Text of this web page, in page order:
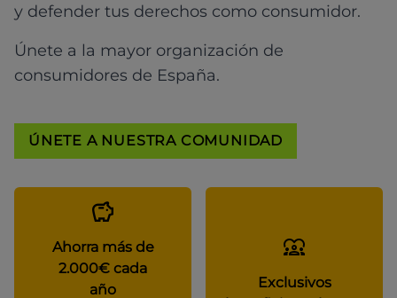
y defender tus derechos como consumidor.
Únete a la mayor organización de
consumidores de España.
ÚNETE A NUESTRA COMUNIDAD
Ahorra más de
2.000€ cada
año
Exclusivos